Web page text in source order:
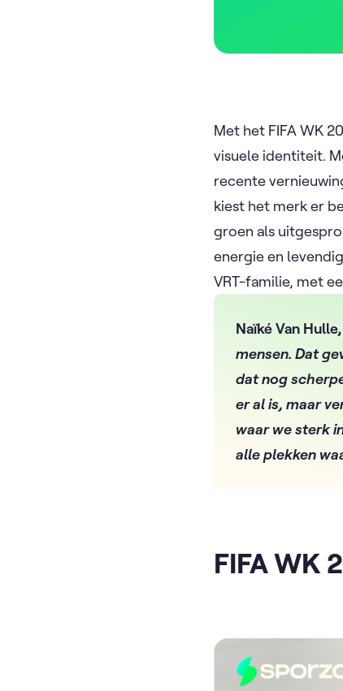
Met het FIFA WK
visuele identiteit.
recente
kiest het merk er
groen als
energie en
VRT-familie, met
Naïké Van
mensen. Dat
dat nog
er al is, maar
waar we sterk
alle plekken
FIFA WK